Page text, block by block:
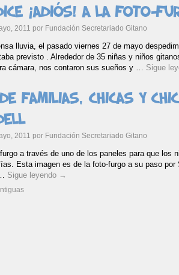
¡adiós! a la foto-
2011 por Fundación Secretariado Gitano
lluvia, el pasado viernes 27 de mayo
previsto . Alrededor de 35 niñas y niños
cámara, nos contaron sus sueños y … Sigue
familias, chicas y
2011 por Fundación Secretariado Gitano
a través de uno de los paneles para que los
Esta imagen es de la foto-furgo a su paso
Sigue leyendo →